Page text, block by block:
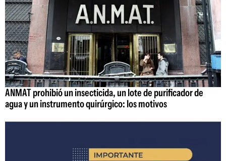
ANMAT prohibió un insecticida, un lote de purificador de
agua y un instrumento quirúrgico: los motivos